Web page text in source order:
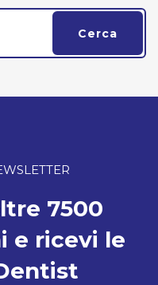
Cerca
7500
e ricevi le